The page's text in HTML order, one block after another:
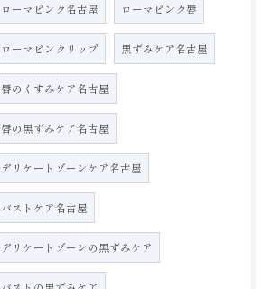
ローマピンク名古屋 ローマピンク唇
ローマピンクリップ 黒ずみケア名古屋
唇のくすみケア名古屋
唇の黒ずみケア名古屋
デリケートゾーンケア名古屋
バストケア名古屋
デリケートゾーンの黒ずみケア